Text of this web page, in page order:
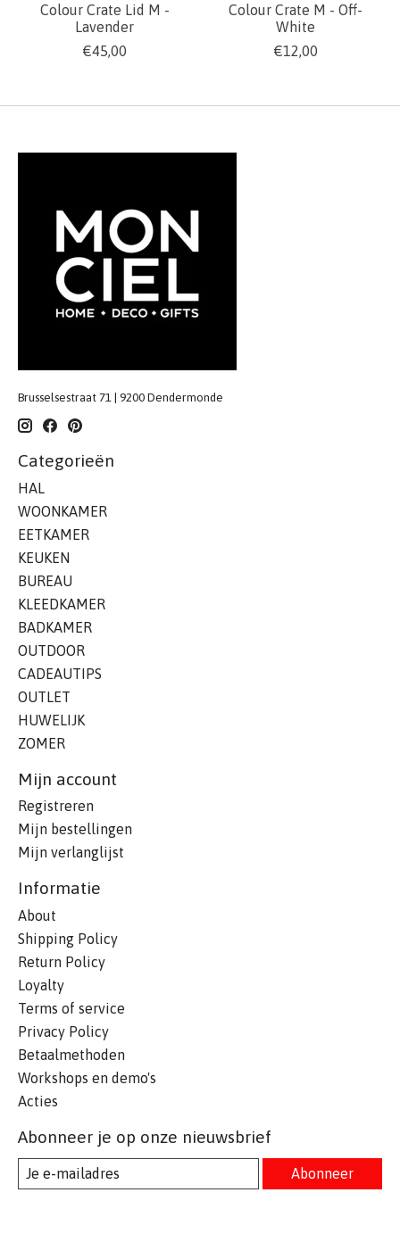
Colour Crate Lid M -
Lavender
€45,00
Colour Crate M - Off-
White
€12,00
Brusselsestraat 71 | 9200 Dendermonde
Categorieën
HAL
WOONKAMER
EETKAMER
KEUKEN
BUREAU
KLEEDKAMER
BADKAMER
OUTDOOR
CADEAUTIPS
OUTLET
HUWELIJK
ZOMER
Mijn account
Registreren
Mijn bestellingen
Mijn verlanglijst
Informatie
About
Shipping Policy
Return Policy
Loyalty
Terms of service
Privacy Policy
Betaalmethoden
Workshops en demo's
Acties
Abonneer je op onze nieuwsbrief
Abonneer